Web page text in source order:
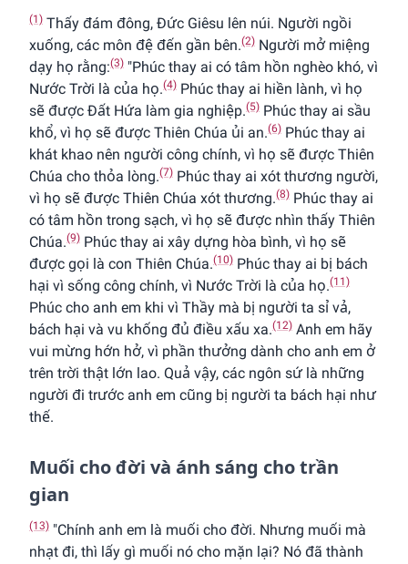
(1) Thấy đám đông, Ðức Giêsu lên núi. Người ngồi
xuống, các môn đệ đến gần bên.(2) Người mở miệng
dạy họ rằng:(3) "Phúc thay ai có tâm hồn nghèo khó, vì
Nước Trời là của họ.(4) Phúc thay ai hiền lành, vì họ
sẽ được Ðất Hứa làm gia nghiệp.(5) Phúc thay ai sầu
khổ, vì họ sẽ được Thiên Chúa ủi an.(6) Phúc thay ai
khát khao nên người công chính, vì họ sẽ được Thiên
Chúa cho thỏa lòng.(7) Phúc thay ai xót thương người,
vì họ sẽ được Thiên Chúa xót thương.(8) Phúc thay ai
có tâm hồn trong sạch, vì họ sẽ được nhìn thấy Thiên
Chúa.(9) Phúc thay ai xây dựng hòa bình, vì họ sẽ
được gọi là con Thiên Chúa.(10) Phúc thay ai bị bách
hại vì sống công chính, vì Nước Trời là của họ.(11)
Phúc cho anh em khi vì Thầy mà bị người ta sỉ vả,
bách hại và vu khống đủ điều xấu xa.(12) Anh em hãy
vui mừng hớn hở, vì phần thưởng dành cho anh em ở
trên trời thật lớn lao. Quả vậy, các ngôn sứ là những
người đi trước anh em cũng bị người ta bách hại như
thế.
Muối cho đời và ánh sáng cho trần
gian
(13) "Chính anh em là muối cho đời. Nhưng muối mà
nhạt đi, thì lấy gì muối nó cho mặn lại? Nó đã thành